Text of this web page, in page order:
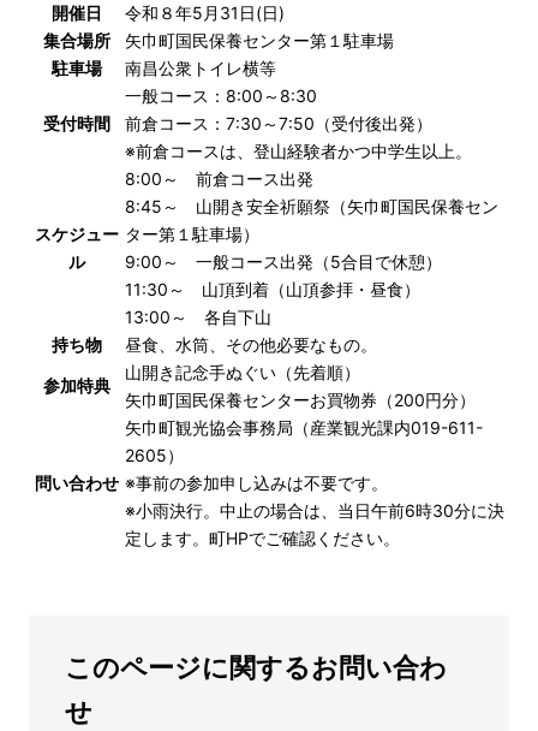
開催日
令和８年5月31日(日)
集合場所
矢巾町国民保養センター第１駐車場
駐車場
南昌公衆トイレ横等
受付時間
一般コース：8:00～8:30
前倉コース：7:30～7:50（受付後出発）
※前倉コースは、登山経験者かつ中学生以上。
スケジュー
ル
8:00～ 前倉コース出発
8:45～ 山開き安全祈願祭（矢巾町国民保養セン
ター第１駐車場）
9:00～ 一般コース出発（5合目で休憩）
11:30～ 山頂到着（山頂参拝・昼食）
13:00～ 各自下山
持ち物
昼食、水筒、その他必要なもの。
参加特典
山開き記念手ぬぐい（先着順）
矢巾町国民保養センターお買物券（200円分）
問い合わせ
矢巾町観光協会事務局（産業観光課内019-611-
2605）
※事前の参加申し込みは不要です。
※小雨決行。中止の場合は、当日午前6時30分に決
定します。町HPでご確認ください。
このページに関するお問い合わ
せ